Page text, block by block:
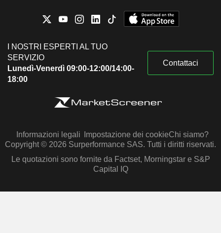
I NOSTRI ESPERTI AL TUO
SERVIZIO
Lunedì-Venerdì 09:00-12:00/14:00-
18:00
Contattaci
Informazioni legali Impostazione dei cookieChi siamo?
Copyright © 2026 Surperformance SAS. Tutti i diritti riservati.
Le quotazioni sono fornite da Factset, Morningstar e S&P
Capital IQ